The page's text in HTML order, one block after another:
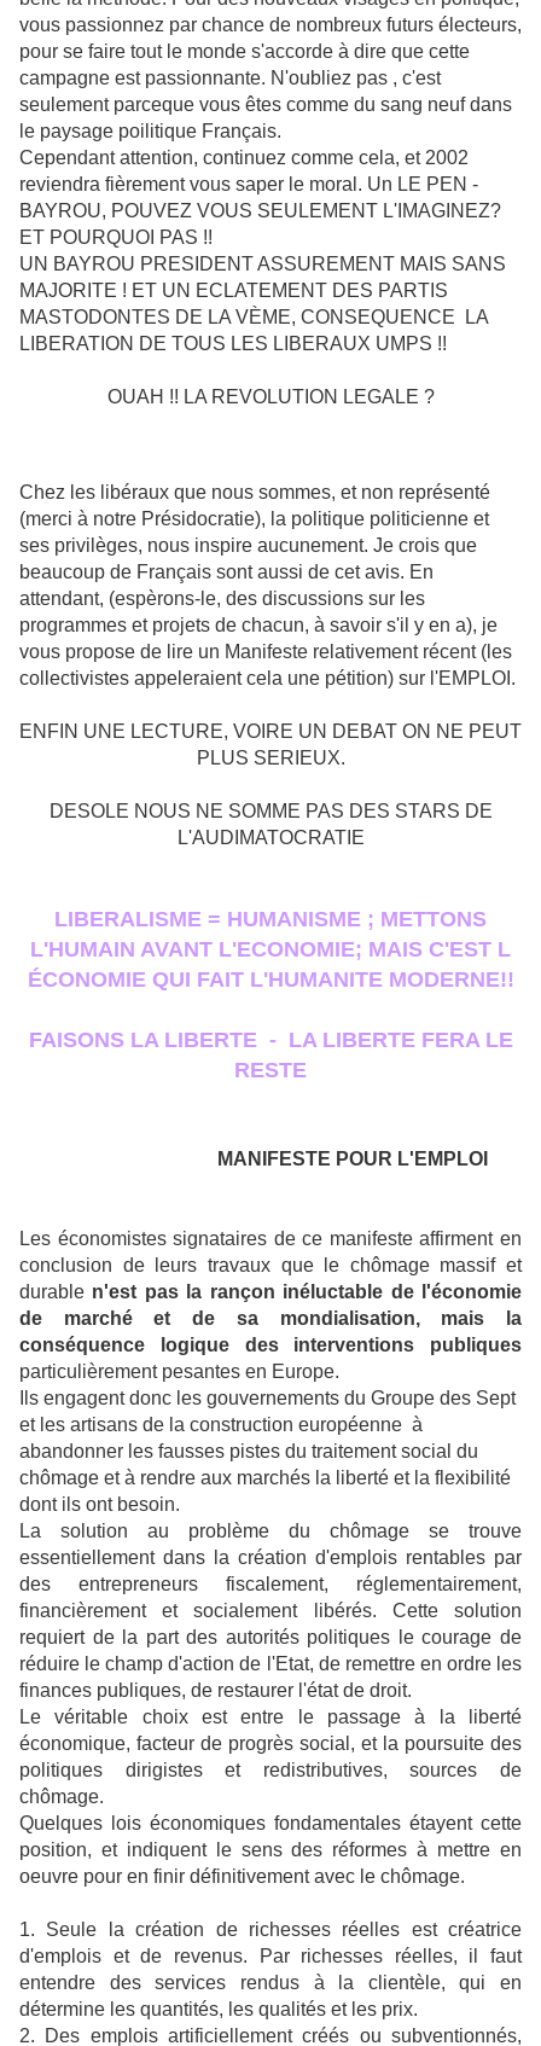
vous passionnez par chance de nombreux futurs électeurs,
pour se faire tout le monde s'accorde à dire que cette
campagne est passionnante. N'oubliez pas , c'est
seulement parceque vous êtes comme du sang neuf dans
le paysage poilitique Français.
Cependant attention, continuez comme cela, et 2002
reviendra fièrement vous saper le moral. Un LE PEN -
BAYROU, POUVEZ VOUS SEULEMENT L'IMAGINEZ?
ET POURQUOI PAS !!
UN BAYROU PRESIDENT ASSUREMENT MAIS SANS
MAJORITE ! ET UN ECLATEMENT DES PARTIS
MASTODONTES DE LA VÈME, CONSEQUENCE LA
LIBERATION DE TOUS LES LIBERAUX UMPS !!
OUAH !! LA REVOLUTION LEGALE ?
Chez les libéraux que nous sommes, et non représenté
(merci à notre Présidocratie), la politique politicienne et
ses privilèges, nous inspire aucunement. Je crois que
beaucoup de Français sont aussi de cet avis. En
attendant, (espèrons-le, des discussions sur les
programmes et projets de chacun, à savoir s'il y en a), je
vous propose de lire un Manifeste relativement récent (les
collectivistes appeleraient cela une pétition) sur l'EMPLOI.
ENFIN UNE LECTURE, VOIRE UN DEBAT ON NE PEUT
PLUS SERIEUX.
DESOLE NOUS NE SOMME PAS DES STARS DE
L'AUDIMATOCRATIE
LIBERALISME = HUMANISME ; METTONS
L'HUMAIN AVANT L'ECONOMIE; MAIS C'EST L
ÉCONOMIE QUI FAIT L'HUMANITE MODERNE!!
FAISONS LA LIBERTE - LA LIBERTE FERA LE
RESTE
MANIFESTE POUR L'EMPLOI
Les économistes signataires de ce manifeste affirment en
conclusion de leurs travaux que le chômage massif et
durable n'est pas la rançon inéluctable de l'économie
de marché et de sa mondialisation, mais la
conséquence logique des interventions publiques
particulièrement pesantes en Europe.
Ils engagent donc les gouvernements du Groupe des Sept
et les artisans de la construction européenne à
abandonner les fausses pistes du traitement social du
chômage et à rendre aux marchés la liberté et la flexibilité
dont ils ont besoin.
La solution au problème du chômage se trouve
essentiellement dans la création d'emplois rentables par
des entrepreneurs fiscalement, réglementairement,
financièrement et socialement libérés. Cette solution
requiert de la part des autorités politiques le courage de
réduire le champ d'action de l'Etat, de remettre en ordre les
finances publiques, de restaurer l'état de droit.
Le véritable choix est entre le passage à la liberté
économique, facteur de progrès social, et la poursuite des
politiques dirigistes et redistributives, sources de
chômage.
Quelques lois économiques fondamentales étayent cette
position, et indiquent le sens des réformes à mettre en
oeuvre pour en finir définitivement avec le chômage.
1. Seule la création de richesses réelles est créatrice
d'emplois et de revenus. Par richesses réelles, il faut
entendre des services rendus à la clientèle, qui en
détermine les quantités, les qualités et les prix.
2. Des emplois artificiellement créés ou subventionnés,